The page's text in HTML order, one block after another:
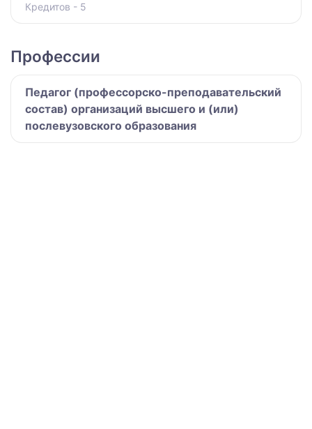
Кредитов - 5
Профессии
Педагог (профессорско-преподавательский
состав) организаций высшего и (или)
послевузовского образования